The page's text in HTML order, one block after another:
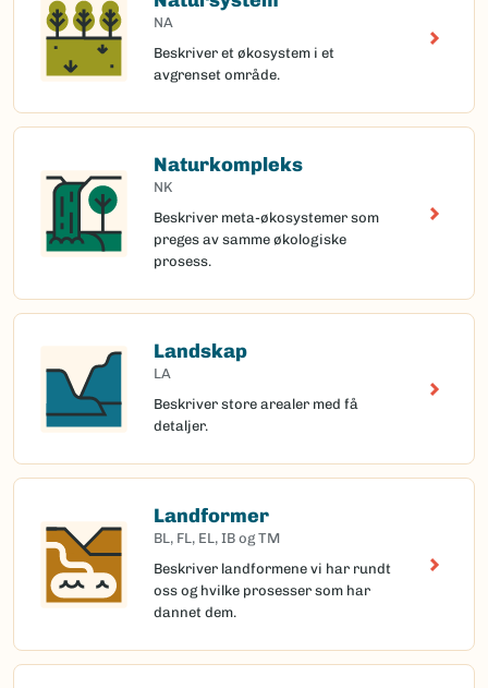
NA
Beskriver et økosystem i et
avgrenset område.
Naturkompleks
NK
Beskriver meta-økosystemer som
preges av samme økologiske
prosess.
Landskap
LA
Beskriver store arealer med få
detaljer.
Landformer
BL, FL, EL, IB og TM
Beskriver landformene vi har rundt
oss og hvilke prosesser som har
dannet dem.